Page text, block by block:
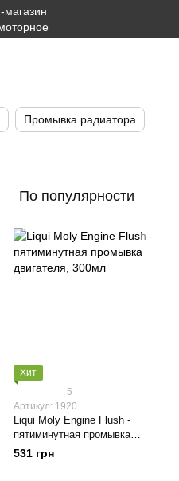
Промывка радиатора
По популярности
Хит
5
Артикул: 1920
Liqui Moly Engine Flush -
пятиминутная промывка
двигателя, 300мл
531 грн